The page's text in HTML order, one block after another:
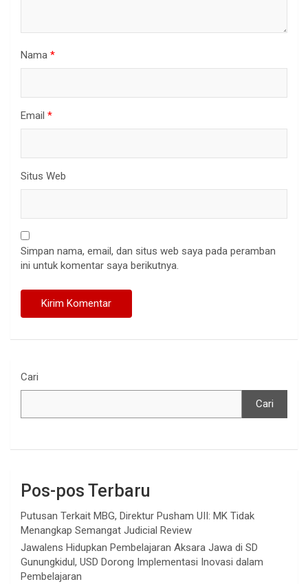
Nama *
Email *
Situs Web
Simpan nama, email, dan situs web saya pada peramban
ini untuk komentar saya berikutnya.
Cari
Cari
Pos-pos Terbaru
Putusan Terkait MBG, Direktur Pusham UII: MK Tidak
Menangkap Semangat Judicial Review
Jawalens Hidupkan Pembelajaran Aksara Jawa di SD
Gunungkidul, USD Dorong Implementasi Inovasi dalam
Pembelajaran